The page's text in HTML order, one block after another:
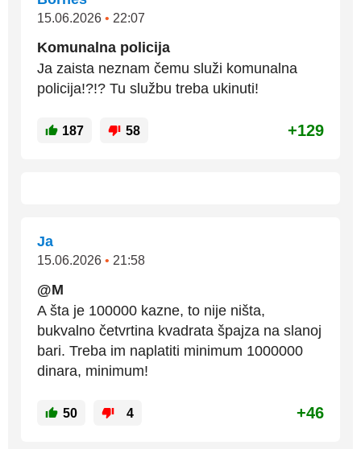
15.06.2026 • 22:07
Komunalna policija
Ja zaista neznam čemu služi komunalna
policija!?!? Tu službu treba ukinuti!
187 58 +129
Ja
15.06.2026 • 21:58
@M
A šta je 100000 kazne, to nije ništa,
bukvalno četvrtina kvadrata špajza na slanoj
bari. Treba im naplatiti minimum 1000000
dinara, minimum!
50 4 +46